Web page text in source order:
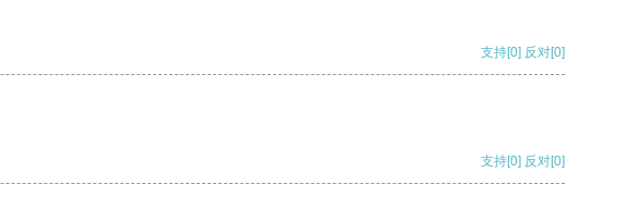
支持[0] 反对[0]
支持[0] 反对[0]